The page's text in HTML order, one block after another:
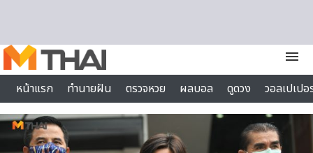
menu
หน้าแรก
ทำนายฝัน ตรวจหวย ผลบอล ดูดวง
วอลเปเป
ไลฟ์สไตล์